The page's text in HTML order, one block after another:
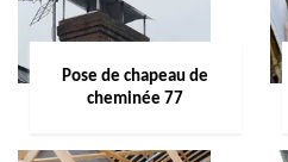
Pose de chapeau de
cheminée 77